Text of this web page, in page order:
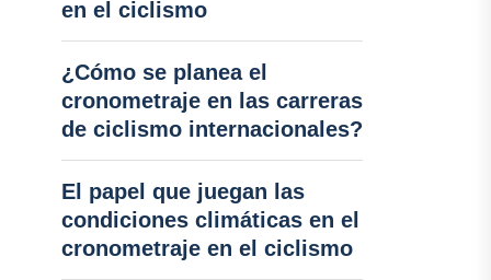
en el ciclismo
¿Cómo se planea el
cronometraje en las carreras
de ciclismo internacionales?
El papel que juegan las
condiciones climáticas en el
cronometraje en el ciclismo